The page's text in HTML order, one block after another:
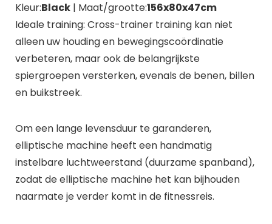
Kleur:Black| Maat/grootte:156x80x47cm
Ideale training: Cross-trainer training kan niet
alleen uw houding en bewegingscoördinatie
verbeteren, maar ook de belangrijkste
spiergroepen versterken, evenals de benen, billen
en buikstreek.
Om een ​​lange levensduur te garanderen,
elliptische machine heeft een handmatig
instelbare luchtweerstand (duurzame spanband),
zodat de elliptische machine het kan bijhouden
naarmate je verder komt in de fitnessreis.